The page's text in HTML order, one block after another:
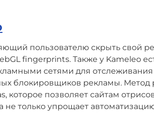
пользователю скрыть свой
fingerprints. Также у Kameleo
сетями для отслеживания
блокировщиков рекламы. Метод
которое позволяет сайтам
только упрощает